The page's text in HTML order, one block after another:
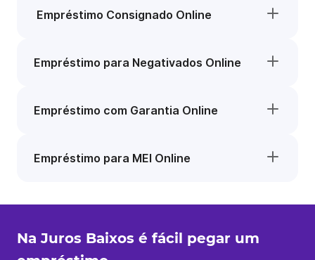
Empréstimo Consignado Online
Empréstimo para Negativados Online
Empréstimo com Garantia Online
Empréstimo para MEI Online
Na Juros Baixos é fácil pegar um